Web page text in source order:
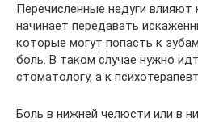
Перечисленные недуги влияют
начинает передавать
которые могут попасть к
боль. В таком случае нужно
стоматологу, а к
Боль в нижней челюсти или в